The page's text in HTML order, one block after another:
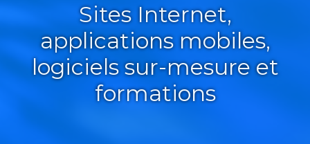
Sites Internet,
applications mobiles,
logiciels sur-mesure et
formations